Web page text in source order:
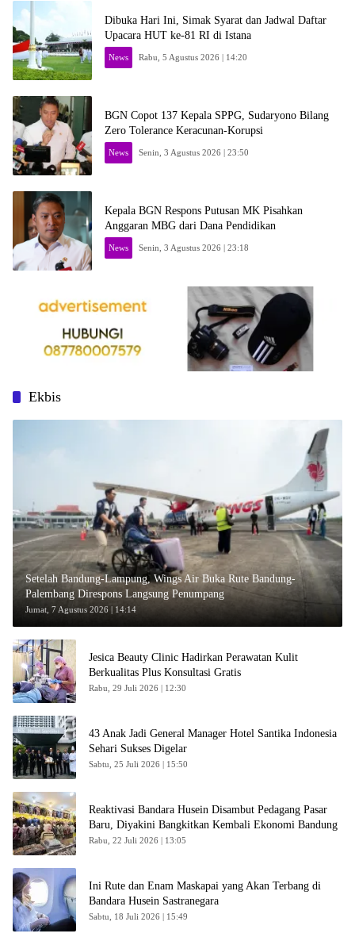
Dibuka Hari Ini, Simak Syarat dan Jadwal Daftar
Upacara HUT ke-81 RI di Istana
News Rabu, 5 Agustus 2026 | 14:20
BGN Copot 137 Kepala SPPG, Sudaryono Bilang
Zero Tolerance Keracunan-Korupsi
News Senin, 3 Agustus 2026 | 23:50
Kepala BGN Respons Putusan MK Pisahkan
Anggaran MBG dari Dana Pendidikan
News Senin, 3 Agustus 2026 | 23:18
Ekbis
Setelah Bandung-Lampung, Wings Air Buka Rute Bandung-
Palembang Direspons Langsung Penumpang
Jumat, 7 Agustus 2026 | 14:14
Jesica Beauty Clinic Hadirkan Perawatan Kulit
Berkualitas Plus Konsultasi Gratis
Rabu, 29 Juli 2026 | 12:30
43 Anak Jadi General Manager Hotel Santika Indonesia
Sehari Sukses Digelar
Sabtu, 25 Juli 2026 | 15:50
Reaktivasi Bandara Husein Disambut Pedagang Pasar
Baru, Diyakini Bangkitkan Kembali Ekonomi Bandung
Rabu, 22 Juli 2026 | 13:05
Ini Rute dan Enam Maskapai yang Akan Terbang di
Bandara Husein Sastranegara
Sabtu, 18 Juli 2026 | 15:49